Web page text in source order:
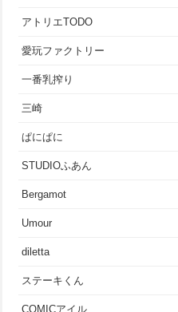
アトリエTODO
愛玩ファクトリー
一番乳搾り
三崎
ぱにぱに
STUDIOふあん
Bergamot
Umour
diletta
ステーキくん
COMICアイル